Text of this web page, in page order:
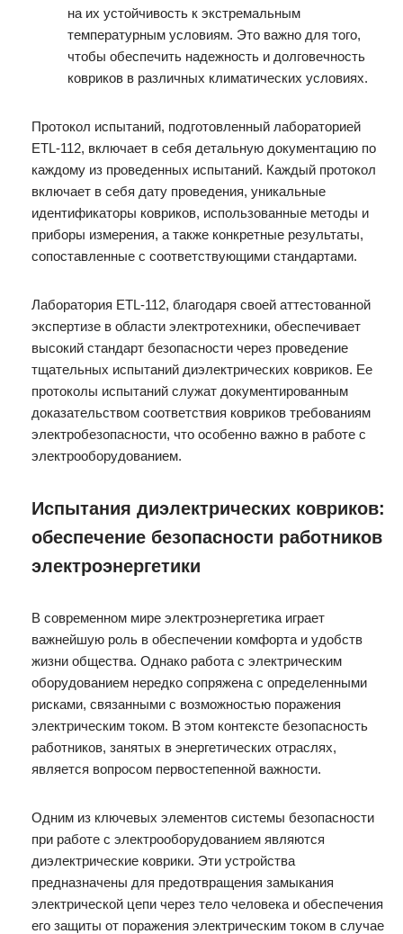
на их устойчивость к экстремальным
температурным условиям. Это важно для того,
чтобы обеспечить надежность и долговечность
ковриков в различных климатических условиях.
Протокол испытаний, подготовленный лабораторией
ETL-112, включает в себя детальную документацию по
каждому из проведенных испытаний. Каждый протокол
включает в себя дату проведения, уникальные
идентификаторы ковриков, использованные методы и
приборы измерения, а также конкретные результаты,
сопоставленные с соответствующими стандартами.
Лаборатория ETL-112, благодаря своей аттестованной
экспертизе в области электротехники, обеспечивает
высокий стандарт безопасности через проведение
тщательных испытаний диэлектрических ковриков. Ее
протоколы испытаний служат документированным
доказательством соответствия ковриков требованиям
электробезопасности, что особенно важно в работе с
электрооборудованием.
Испытания диэлектрических ковриков:
обеспечение безопасности работников
электроэнергетики
В современном мире электроэнергетика играет
важнейшую роль в обеспечении комфорта и удобств
жизни общества. Однако работа с электрическим
оборудованием нередко сопряжена с определенными
рисками, связанными с возможностью поражения
электрическим током. В этом контексте безопасность
работников, занятых в энергетических отраслях,
является вопросом первостепенной важности.
Одним из ключевых элементов системы безопасности
при работе с электрооборудованием являются
диэлектрические коврики. Эти устройства
предназначены для предотвращения замыкания
электрической цепи через тело человека и обеспечения
его защиты от поражения электрическим током в случае